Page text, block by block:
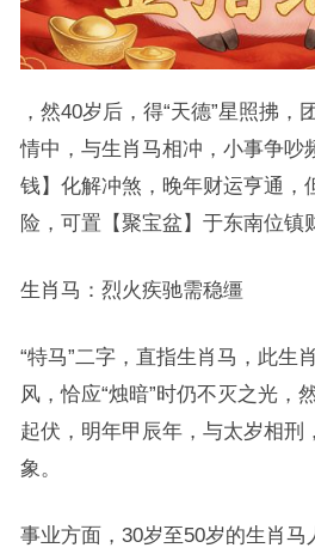
，然40岁后，得“天德”星照拂，
情中，与生肖马相冲，小事争吵
钱】化解冲煞，晚年财运亨通，
险，可置【聚宝盆】于东南位镇
生肖马：烈火疾驰需稳缰
“特马”二字，直指生肖马，此生
风，恰应“烛暗”时仍不灭之光，
起伏，明年甲辰年，与太岁相刑
象。
事业方面，30岁至50岁的生肖